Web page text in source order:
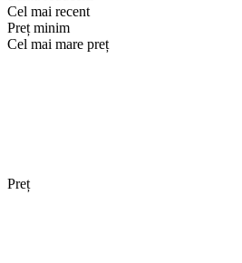
Cel mai recent
Preț minim
Cel mai mare preț
Preț